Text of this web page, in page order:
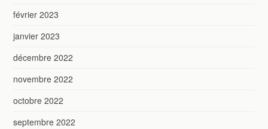
février 2023
janvier 2023
décembre 2022
novembre 2022
octobre 2022
septembre 2022